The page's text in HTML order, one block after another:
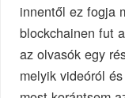
innentől ez fogja
blockchainen fut
az olvasók egy
melyik videóról